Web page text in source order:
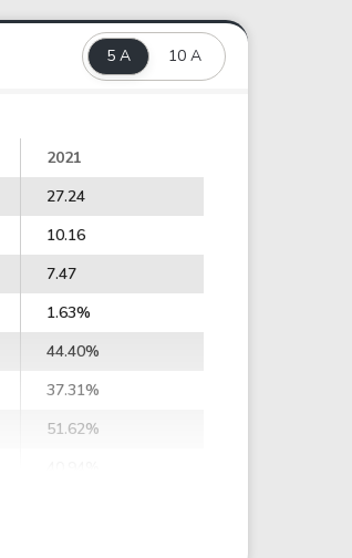
5 A 10 A
2021
27.24
10.16
7.47
1.63%
44.40%
37.31%
51.62%